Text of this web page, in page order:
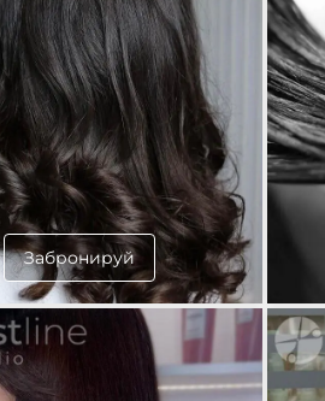
Забронируй